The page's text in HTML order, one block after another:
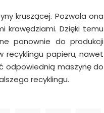
kruszącej. Pozwala ona
krawędziami. Dzięki temu
ponownie do produkcji
recyklingu papieru, nawet
odpowiednią maszynę do
recyklingu.